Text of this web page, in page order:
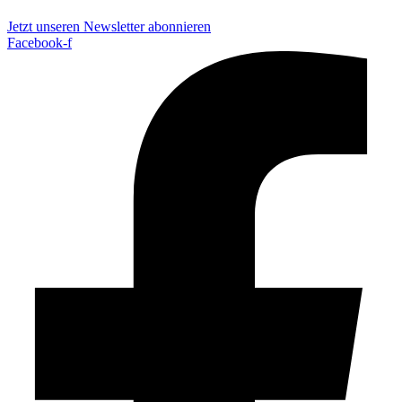
Jetzt unseren Newsletter abonnieren
Facebook-f